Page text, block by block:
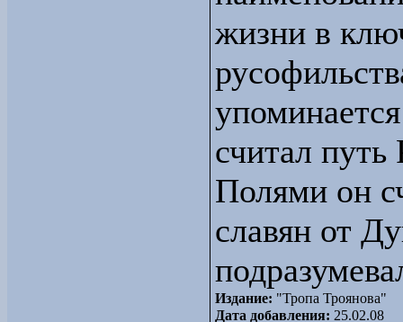
жизни в
считал
Полями он
славян от
Издание: "Тропа Троянова"
Дата добавления: 25.02.08